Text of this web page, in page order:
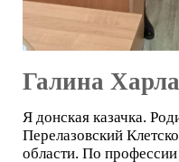
Галина
Я донская казачка.
Перелазовский
области. По